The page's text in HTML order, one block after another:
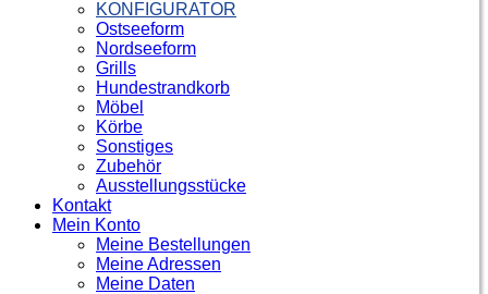
KONFIGURATOR
Ostseeform
Nordseeform
Grills
Hundestrandkorb
Möbel
Körbe
Sonstiges
Zubehör
Ausstellungsstücke
Kontakt
Mein Konto
Meine Bestellungen
Meine Adressen
Meine Daten